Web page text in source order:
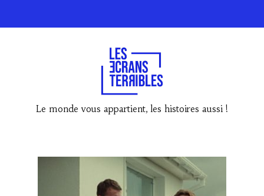
Le monde vous appartient, les histoires aussi !